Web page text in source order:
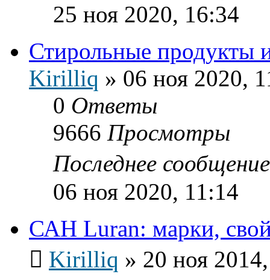
25 ноя 2020, 16:34
Стирольные продукты
Kirilliq » 06 ноя 2020,
0 Ответы
9666 Просмотры
Последнее
06 ноя 2020, 11:14
САН Luran: марки,
Kirilliq » 20 ноя